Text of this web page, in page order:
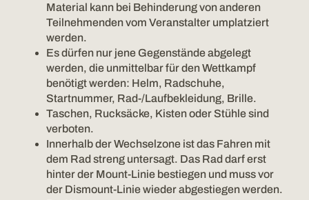
Material kann bei Behinderung von anderen
Teilnehmenden vom Veranstalter umplatziert
werden.
Es dürfen nur jene Gegenstände abgelegt
werden, die unmittelbar für den Wettkampf
benötigt werden: Helm, Radschuhe,
Startnummer, Rad-/Laufbekleidung, Brille.
Taschen, Rucksäcke, Kisten oder Stühle sind
verboten.
Innerhalb der Wechselzone ist das Fahren mit
dem Rad streng untersagt. Das Rad darf erst
hinter der Mount-Linie bestiegen und muss vor
der Dismount-Linie wieder abgestiegen werden.